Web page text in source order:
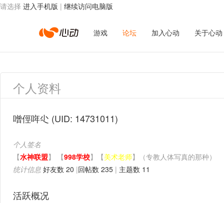
请选择 进入手机版 | 继续访问电脑版
心
动
络
游戏 论坛 加入心动 关于心动
个人资料
噌俓哖尐 (UID: 14731011)
个人签名
【水神联盟】 【998学校】【美术老师】（专教人体写真的那种）
统计信息 好友数 20 |回帖数 235 | 主题数 11
活跃概况